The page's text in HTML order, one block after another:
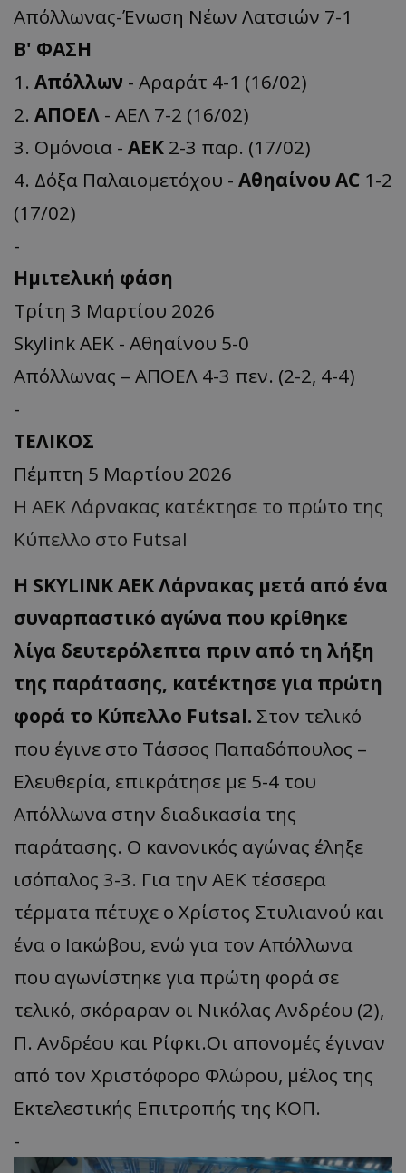
Απόλλωνας-Ένωση Νέων Λατσιών 7-1
Β' ΦΑΣΗ
1. Απόλλων - Αραράτ 4-1 (16/02)
2. ΑΠΟΕΛ - ΑΕΛ 7-2 (16/02)
3. Ομόνοια - ΑΕΚ 2-3 παρ. (17/02)
4. Δόξα Παλαιομετόχου - Αθηαίνου AC 1-2
(17/02)
-
Hμιτελική φάση
Τρίτη 3 Μαρτίου 2026
Skylink ΑΕΚ - Αθηαίνου 5-0
Απόλλωνας – ΑΠΟΕΛ 4-3 πεν. (2-2, 4-4)
-
TEΛΙKOΣ
Πέμπτη 5 Μαρτίου 2026
Η ΑΕΚ Λάρνακας κατέκτησε το πρώτο της
Κύπελλο στο Futsal
Η SKYLINK ΑΕΚ Λάρνακας μετά από ένα
συναρπαστικό αγώνα που κρίθηκε
λίγα δευτερόλεπτα πριν από τη λήξη
της παράτασης, κατέκτησε για πρώτη
φορά το Κύπελλο Futsal. Στον τελικό
που έγινε στο Τάσσος Παπαδόπουλος –
Ελευθερία, επικράτησε με 5-4 του
Απόλλωνα στην διαδικασία της
παράτασης. Ο κανονικός αγώνας έληξε
ισόπαλος 3-3. Για την ΑΕΚ τέσσερα
τέρματα πέτυχε ο Χρίστος Στυλιανού και
ένα ο Ιακώβου, ενώ για τον Απόλλωνα
που αγωνίστηκε για πρώτη φορά σε
τελικό, σκόραραν οι Νικόλας Ανδρέου (2),
Π. Ανδρέου και Ρίφκι.Οι απονομές έγιναν
από τον Χριστόφορο Φλώρου, μέλος της
Εκτελεστικής Επιτροπής της ΚΟΠ.
-